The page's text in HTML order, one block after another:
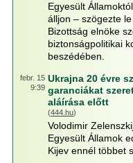
Egyesült
álljon – szögezte
Bizottság elnöke
biztonságpolitikai
beszédében.
febr. 15
9:39
Ukrajna 20 évre
garanciákat
aláírása előtt
(444.hu)
Volodimir
Egyesült Államok
Kijev ennél többet